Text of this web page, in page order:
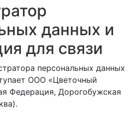
данных и
для связи
персональных данных
ООО «Цветочный
Федерация, Дорогобужская